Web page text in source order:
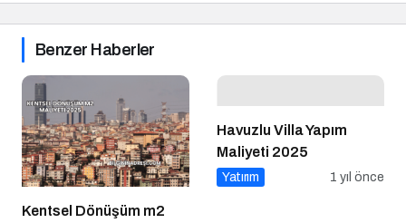
Benzer Haberler
Kentsel Dönüşüm m2
Havuzlu Villa Yapım
Maliyeti 2025
Yatırım 1 yıl önce